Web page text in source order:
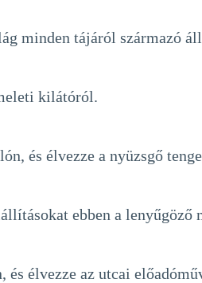
minden tájáról származó
kilátóról.
és élvezze a nyüzsgő
ebben a lenyűgöző
élvezze az utcai